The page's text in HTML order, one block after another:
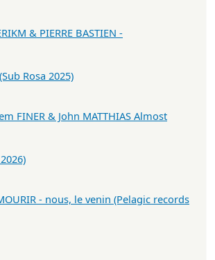
& PIERRE BASTIEN -
Rosa 2025)
FINER & John MATTHIAS Almost
- nous, le venin (Pelagic records